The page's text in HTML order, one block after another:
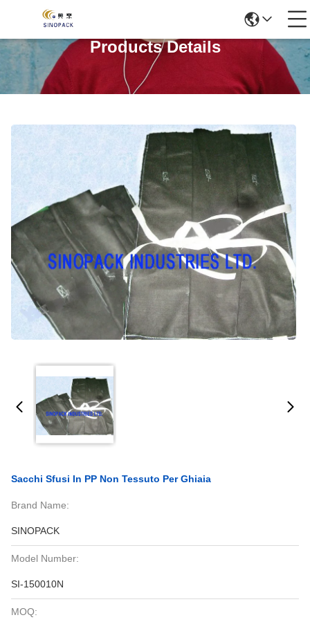
Products Details
Sacchi Sfusi In PP Non Tessuto Per Ghiaia
Brand Name:
SINOPACK
Model Number:
SI-150010N
MOQ: